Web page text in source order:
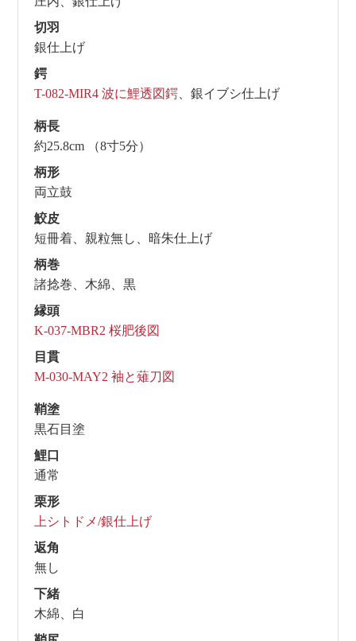
切羽
銀仕上げ
鍔
T-082-MIR4 波に鯉透図鍔 、銀イブシ仕上げ
柄長
約25.8cm （8寸5分）
柄形
両立鼓
鮫皮
短冊着、親粒無し、暗朱仕上げ
柄巻
諸捻巻、木綿、黒
縁頭
K-037-MBR2 桜肥後図
目貫
M-030-MAY2 袖と薙刀図
鞘塗
黒石目塗
鯉口
通常
栗形
上シトドメ/銀仕上げ
返角
無し
下緒
木綿、白